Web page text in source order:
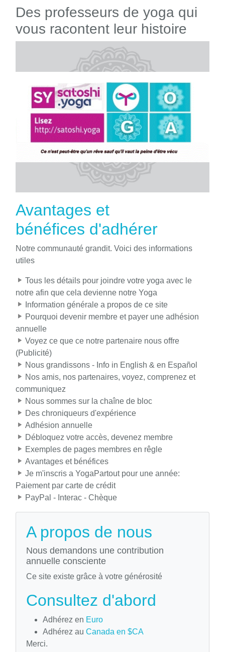
Des professeurs de yoga qui
vous racontent leur histoire
Avantages et
bénéfices d'adhérer
Notre communauté grandit. Voici des informations
utiles
Tous les détails pour joindre votre yoga avec le
notre afin que cela devienne notre Yoga
Information générale a propos de ce site
Pourquoi devenir membre et payer une adhésion
annuelle
Voyez ce que ce notre partenaire nous offre
(Publicité)
Nous grandissons - Info in English & en Español
Nos amis, nos partenaires, voyez, comprenez et
communiquez
Nous sommes sur la chaîne de bloc
Des chroniqueurs d'expérience
Adhésion annuelle
Débloquez votre accès, devenez membre
Exemples de pages membres en rêgle
Avantages et bénéfices
Je m'inscris a YogaPartout pour une année:
Paiement par carte de crédit
PayPal - Interac - Chèque
A propos de nous
Nous demandons une contribution
annuelle consciente
Ce site existe grâce à votre générosité
Consultez d'abord
Adhérez en Euro
Adhérez au Canada en $CA
Merci.